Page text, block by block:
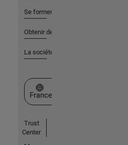
Se former
Obtenir de l'aide
La société
Sélectionner un site web
France
Trust
Center